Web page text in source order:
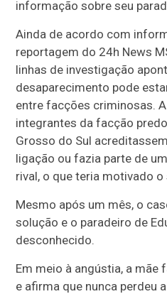
informação sobre seu
Ainda de acordo com
reportagem do 24h News
linhas de investigação
desaparecimento pode
entre facções criminosas.
integrantes da facção
Grosso do Sul
ligação ou fazia parte de
rival, o que teria motivado o
Mesmo após um mês, o
solução e o paradeiro de
desconhecido.
Em meio à angústia, a mãe
e afirma que nunca perdeu